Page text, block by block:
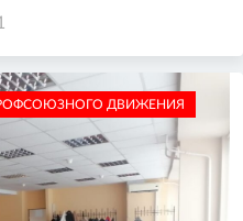
ДВИЖЕНИЯ